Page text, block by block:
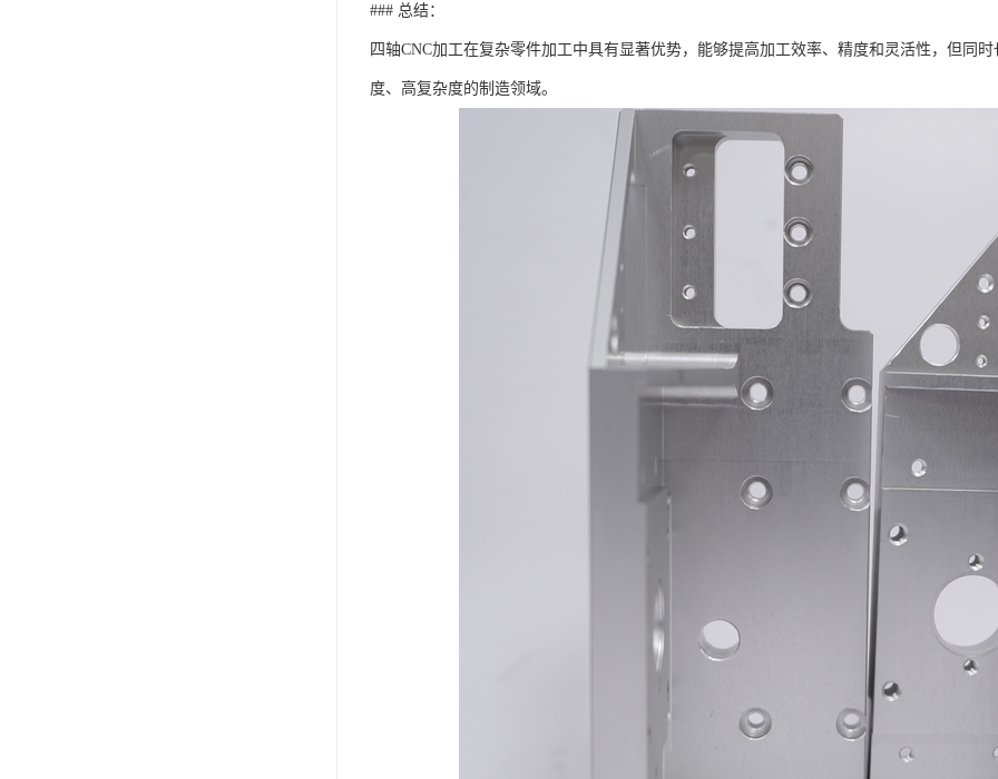
### 总结：
四轴CNC加工在复杂零件加工中具有显著优势，能够提高加工效率、精度和灵活性，但同
度、高复杂度的制造领域。